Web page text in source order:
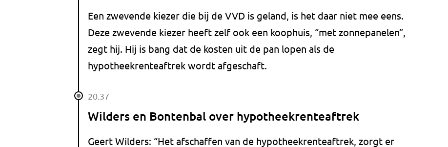
Een zwevende kiezer die bij de VVD is geland, is het daar niet mee eens.
Deze zwevende kiezer heeft zelf ook een koophuis, “met zonnepanelen”,
zegt hij. Hij is bang dat de kosten uit de pan lopen als de
hypotheekrenteaftrek wordt afgeschaft.
20.37
Wilders en Bontenbal over hypotheekrenteaftrek
Geert Wilders: “Het afschaffen van de hypotheekrenteaftrek, zorgt er